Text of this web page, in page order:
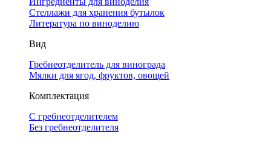
Стеллажи для хранения бутылок
Литература по виноделию
Вид
Гребнеотделитель для винограда
Мялки для ягод, фруктов, овощей
Комплектация
С гребнеотделителем
Без гребнеотделителя